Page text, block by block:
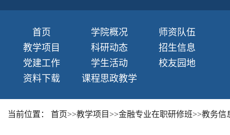
首页 学院概况
师资队伍
教学项目
科研动态
招生信息
党建工作
学生活动
校友园地
资料下载
课程思政教学
当前位置： 首页>>教学项目>>金融专业在职研修班>>教务信